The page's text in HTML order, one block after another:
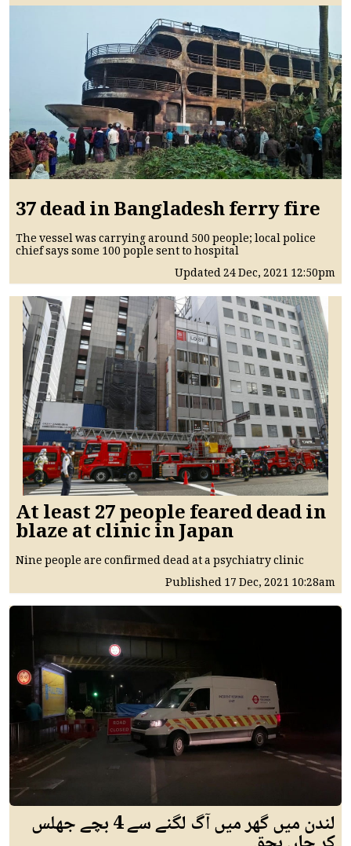
37 dead in Bangladesh ferry fire
The vessel was carrying around 500 people; local police
chief says some 100 pople sent to hospital
Updated24 Dec, 2021 12:50pm
At least 27 people feared dead in
blaze at clinic in Japan
Nine people are confirmed dead at a psychiatry clinic
Published17 Dec, 2021 10:28am
لندن میں گھر میں آگ لگنے سے 4 بچے جھلس